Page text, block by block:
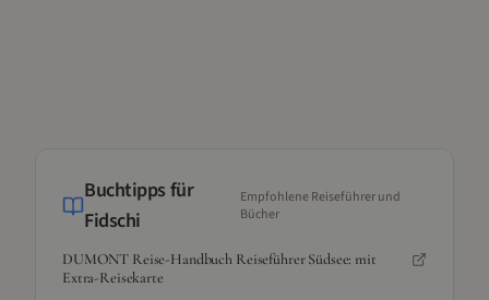
Buchtipps für
Fidschi
Empfohlene Reiseführer und
Bücher
DUMONT Reise-Handbuch Reiseführer Südsee: mit
Extra-Reisekarte